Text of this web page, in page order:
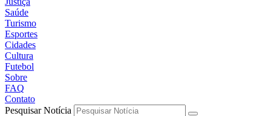
Saúde
Turismo
Esportes
Cidades
Cultura
Futebol
Sobre
FAQ
Contato
Pesquisar Notícia